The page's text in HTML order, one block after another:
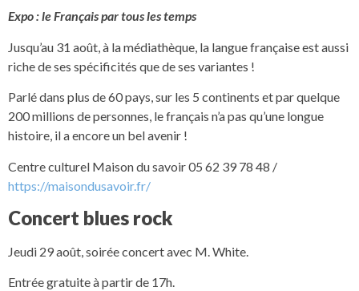
Expo : le Français par tous les temps
Jusqu’au 31 août, à la médiathèque, la langue française est aussi
riche de ses spécificités que de ses variantes !
Parlé dans plus de 60 pays, sur les 5 continents et par quelque
200 millions de personnes, le français n’a pas qu’une longue
histoire, il a encore un bel avenir !
Centre culturel Maison du savoir 05 62 39 78 48 /
https://maisondusavoir.fr/
Concert blues rock
Jeudi 29 août, soirée concert avec M. White.
Entrée gratuite à partir de 17h.